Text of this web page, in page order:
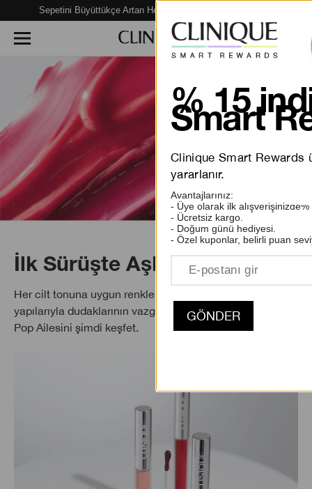
Sepetini Büyüttükçe Artan Hediye Fırsatları Seni Bekliyor!
İlk Sürüşte Aşk.
Her cilt tonuna uygun renkleri ve herkese uygun
yapılarıyla dudaklarının vazgeçilmezi olacak Clinique
Pop Ailesini şimdi keşfet.
% 15
Smart
Clinique Smart Rewards
yararlanır.
Avantajlarınız:
- Üye olarak ilk
- Ücretsiz kargo.
- Doğum günü hediyesi.
- Özel kuponlar, belirli puan